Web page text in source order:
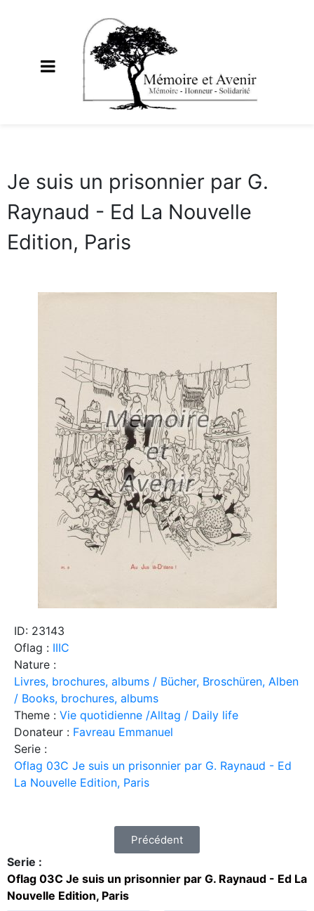
Je suis un prisonnier par G.
Raynaud - Ed La Nouvelle
Edition, Paris
ID: 23143
Oflag : IIIC
Nature :
Livres, brochures, albums / Bücher, Broschüren, Alben
/ Books, brochures, albums
Theme : Vie quotidienne /Alltag / Daily life
Donateur : Favreau Emmanuel
Serie :
Oflag 03C Je suis un prisonnier par G. Raynaud - Ed
La Nouvelle Edition, Paris
Précédent
Serie :
Oflag 03C Je suis un prisonnier par G. Raynaud - Ed La
Nouvelle Edition, Paris